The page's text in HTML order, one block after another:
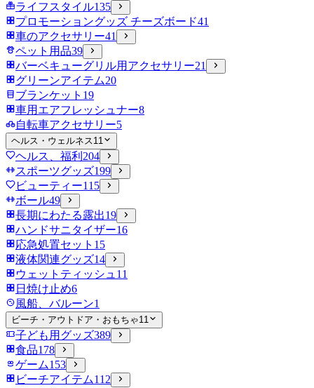
ライフスタイル135
プロモーショングッズ チーズボード41
車のアクセサリー41
ペット用品39
バーベキューグリル用アクセサリー21
グリーンアイテム20
ブランケット 19
車用エアフレッシュナー8
自転車アクセサリー5
ヘルス・ウェルネス11
ヘルス、福利 204
スポーツグッズ199
ビューティー115
ボール49
長期にわたる露出19
ハンドサニタイザー16
応急処置セット 15
液体関連グッズ14
ウェットティッシュ 11
日焼け止め6
風船、バルーン1
ビーチ・アウトドア・おもちゃ11
子ども用グッズ389
食品178
ゲーム153
ビーチアイテム112